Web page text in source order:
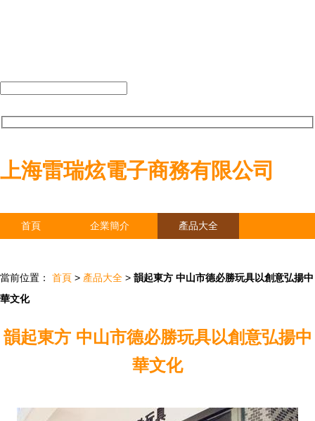
上海雷瑞炫電子商務有限公司
首頁 企業簡介 產品大全
當前位置： 首頁 > 產品大全 > 韻起東方 中山市德必勝玩具以創意弘揚中
華文化
韻起東方 中山市德必勝玩具以創意弘揚中
華文化